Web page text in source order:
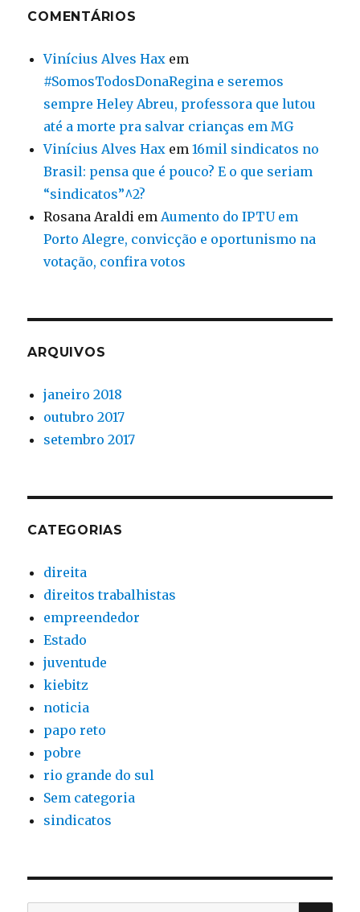
COMENTÁRIOS
Vinícius Alves Hax em
#SomosTodosDonaRegina e seremos
sempre Heley Abreu, professora que lutou
até a morte pra salvar crianças em MG
Vinícius Alves Hax em16mil sindicatos no
Brasil: pensa que é pouco? E o que seriam
“sindicatos”^2?
Rosana Araldi em Aumento do IPTU em
Porto Alegre, convicção e oportunismo na
votação, confira votos
ARQUIVOS
janeiro 2018
outubro 2017
setembro 2017
CATEGORIAS
direita
direitos trabalhistas
empreendedor
Estado
juventude
kiebitz
noticia
papo reto
pobre
rio grande do sul
Sem categoria
sindicatos